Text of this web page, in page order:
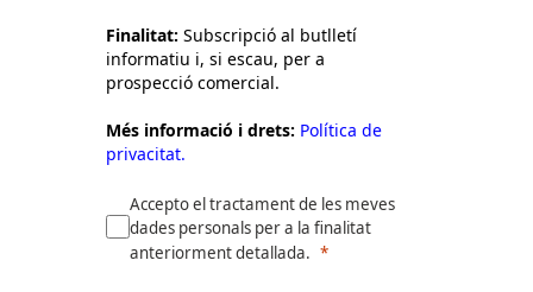
Finalitat: Subscripció al butlletí
informatiu i, si escau, per a
prospecció comercial.
Més informació i drets: Política de
privacitat.
Accepto el tractament de les meves
dades personals per a la finalitat
anteriorment detallada.